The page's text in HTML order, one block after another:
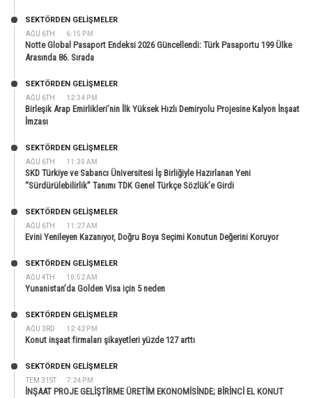
AĞU 6TH 6:15 PM
SEKTÖRDEN GELIŞMELER
Notte Global Pasaport Endeksi 2026 Güncellendi: Türk Pasaportu 199 Ülke
Arasında 86. Sırada
AĞU 6TH 12:34 PM
SEKTÖRDEN GELIŞMELER
Birleşik Arap Emirlikleri’nin İlk Yüksek Hızlı Demiryolu Projesine Kalyon İnşaat
İmzası
AĞU 6TH 11:30 AM
SEKTÖRDEN GELIŞMELER
SKD Türkiye ve Sabancı Üniversitesi İş Birliğiyle Hazırlanan Yeni
“Sürdürülebilirlik” Tanımı TDK Genel Türkçe Sözlük’e Girdi
AĞU 6TH 11:27 AM
SEKTÖRDEN GELIŞMELER
Evini Yenileyen Kazanıyor, Doğru Boya Seçimi Konutun Değerini Koruyor
AĞU 4TH 10:52 AM
SEKTÖRDEN GELIŞMELER
Yunanistan’da Golden Visa için 5 neden
AĞU 3RD 12:42 PM
SEKTÖRDEN GELIŞMELER
Konut inşaat firmaları şikayetleri yüzde 127 arttı
TEM 31ST 7:24 PM
SEKTÖRDEN GELIŞMELER
İNŞAAT PROJE GELİŞTİRME ÜRETİM EKONOMİSİNDE; BİRİNCİ EL KONUT